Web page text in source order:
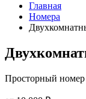
Главная
Номера
Просторный номер